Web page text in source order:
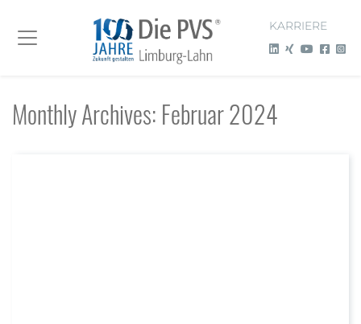
KARRIERE
Monthly Archives: Februar 2024